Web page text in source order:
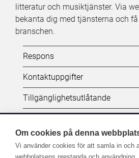
litteratur och musiktjänster. Via
bekanta dig med tjänsterna och
branschen.
Kifi:
Biblioteken.fi-
alatunniste
(SV)
Respons
Kontaktuppgifter
Tillgänglighetsutlåtande
Följ oss:
Om cookies på denna
Vi använder cookies för att samla in och